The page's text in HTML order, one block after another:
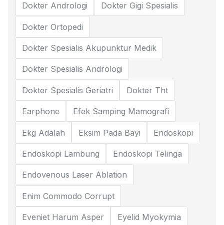
Dokter Andrologi Dokter Gigi Spesialis
Dokter Ortopedi
Dokter Spesialis Akupunktur Medik
Dokter Spesialis Andrologi
Dokter Spesialis Geriatri Dokter Tht
Earphone Efek Samping Mamografi
Ekg Adalah Eksim Pada Bayi Endoskopi
Endoskopi Lambung Endoskopi Telinga
Endovenous Laser Ablation
Enim Commodo Corrupt
Eveniet Harum Asper Eyelid Myokymia